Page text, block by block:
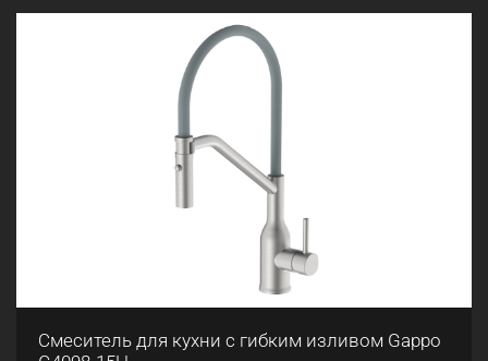
Смеситель для кухни с гибким изливом Gappo